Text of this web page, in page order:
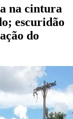
na cintura
escuridão
do